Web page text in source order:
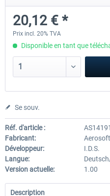
30,20 € *
20,12 € *
Prix incl. 20% TVA
Disponible en tant que
Se souv.
Réf. d'article :
AS14191
Fabricant:
Aerosoft
Développeur:
I.D.S.
Langue:
Version actuelle:
1.00
Description